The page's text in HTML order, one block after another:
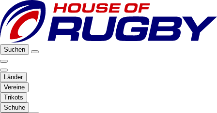
Suchen
Länder
Vereine
Trikots
Schuhe